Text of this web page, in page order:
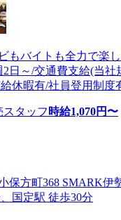
もバイトも全力で楽
日～/交通費支給(当社
休暇有/社員登用制度
スタッフ 時給1,070円〜
保方町368 SMARK伊
国定駅 徒歩30分